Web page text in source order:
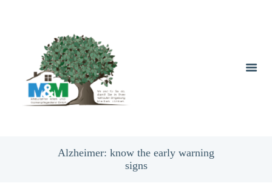
Alzheimer: know the early warning
signs